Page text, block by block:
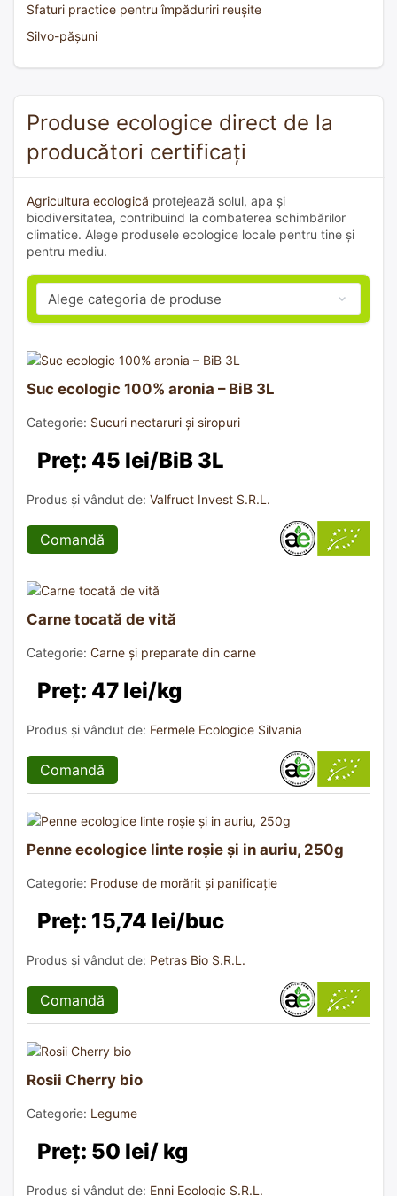
Sfaturi practice pentru împăduriri reușite
Silvo-pășuni
Produse ecologice direct de la
producători certificați
Agricultura ecologică protejează solul, apa și
biodiversitatea, contribuind la combaterea schimbărilor
climatice. Alege produsele ecologice locale pentru tine și
pentru mediu.
Suc ecologic 100% aronia – BiB 3L
Categorie: Sucuri nectaruri și siropuri
Preț: 45 lei/BiB 3L
Produs și vândut de: Valfruct Invest S.R.L.
Comandă
Carne tocată de vită
Categorie: Carne și preparate din carne
Preț: 47 lei/kg
Produs și vândut de: Fermele Ecologice Silvania
Comandă
Penne ecologice linte roșie și in auriu, 250g
Categorie: Produse de morărit și panificație
Preț: 15,74 lei/buc
Produs și vândut de: Petras Bio S.R.L.
Comandă
Rosii Cherry bio
Categorie: Legume
Preț: 50 lei/ kg
Produs și vândut de: Enni Ecologic S.R.L.